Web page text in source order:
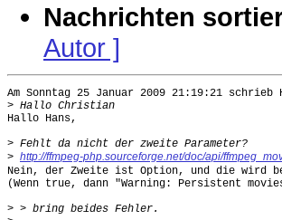
Nachrichten
Autor ]
Am Sonntag 25 Januar 2009 21:19:21 schrieb
>
Hallo Hans,
>
> http://ffmpeg-php.sourceforge.net/doc/api/
Nein, der Zweite ist Option, und die wird
(Wenn true, dann "Warning: Persistent
>